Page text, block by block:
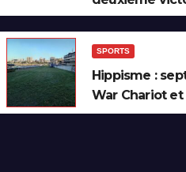
SPORTS
Hippisme :
War Chariot